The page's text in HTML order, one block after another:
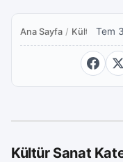
Ana Sayfa / Kültür Sanat
Tem
Kültür Sanat